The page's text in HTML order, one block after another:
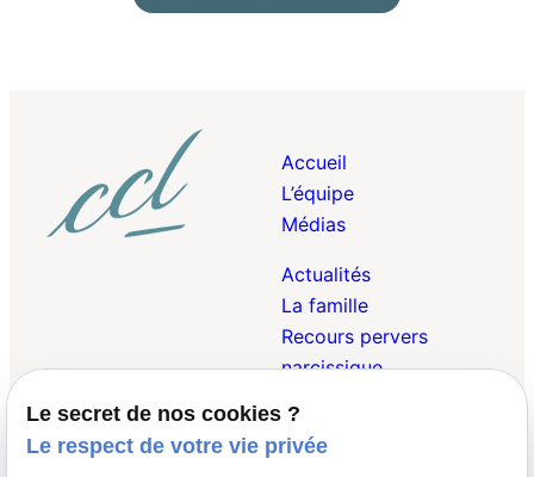
Accueil
L’équipe
Médias
Actualités
La famille
Recours pervers
narcissique
Droit Pénal de la
Famille
Le secret de nos cookies ?
Le respect de votre vie privée